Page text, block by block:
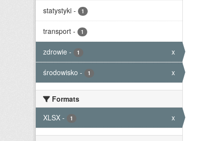
statystyki - 1
transport - 1
zdrowie - 1 x
środowisko - 1 x
Formats
XLSX - 1 x